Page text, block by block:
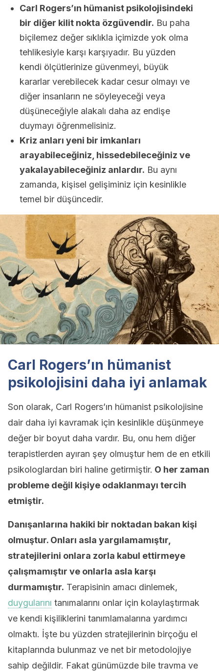
Carl Rogers’ın hümanist psikolojisindeki
bir diğer kilit nokta özgüvendir. Bu paha
biçilemez değer sıklıkla içimizde yok olma
tehlikesiyle karşı karşıyadır. Bu yüzden
kendi ölçütlerinize güvenmeyi, büyük
kararlar verebilecek kadar cesur olmayı ve
diğer insanların ne söyleyeceği veya
düşüneceğiyle alakalı daha az endişe
duymayı öğrenmelisiniz.
Kriz anları yeni bir imkanları
arayabileceğiniz, hissedebileceğiniz ve
yakalayabileceğiniz anlardır. Bu aynı
zamanda, kişisel gelişiminiz için kesinlikle
temel bir düşüncedir.
Carl Rogers’ın hümanist
psikolojisini daha iyi anlamak
Son olarak, Carl Rogers’ın hümanist psikolojisine
dair daha iyi kavramak için kesinlikle düşünmeye
değer bir boyut daha vardır. Bu, onu hem diğer
terapistlerden ayıran şey olmuştur hem de en etkili
psikologlardan biri haline getirmiştir. O her zaman
probleme değil kişiye odaklanmayı tercih
etmiştir.
Danışanlarına hakiki bir noktadan bakan kişi
olmuştur. Onları asla yargılamamıştır,
stratejilerini onlara zorla kabul ettirmeye
çalışmamıştır ve onlarla asla karşı
durmamıştır. Terapisinin amacı dinlemek,
duygularını tanımalarını onlar için kolaylaştırmak
ve kendi kişiliklerini tanımlamalarına yardımcı
olmaktı. İşte bu yüzden stratejilerinin birçoğu el
kitaplarında bulunmaz ve net bir metodolojiye
sahip değildir. Fakat günümüzde bile travma ve